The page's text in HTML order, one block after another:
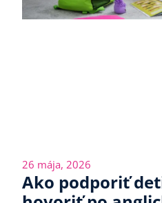
26 mája, 2026
Ako podporiť